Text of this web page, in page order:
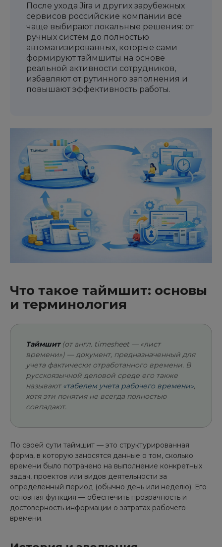
После ухода Jira и других зарубежных
сервисов российские компании все
чаще выбирают локальные решения: от
ручных систем до полностью
автоматизированных, которые сами
формируют таймшиты на основе
реальной активности сотрудников,
избавляют от рутинного заполнения и
повышают эффективность работы.
Что такое таймшит: основы
и терминология
Таймшит(от англ. timesheet — «лист
времени») — документ, предназначенный для
учета фактически отработанного времени. В
русскоязычной деловой среде его также
называют «табелем учета рабочего времени»,
хотя эти понятия не всегда полностью
совпадают.
По своей сути таймшит — это структурированная
форма, в которую заносятся данные о том, сколько
времени было потрачено на выполнение конкретных
задач, проектов или видов деятельности за
определенный период (обычно день или неделю). Его
основная функция — обеспечить прозрачность и
достоверность информации о затратах рабочего
времени.